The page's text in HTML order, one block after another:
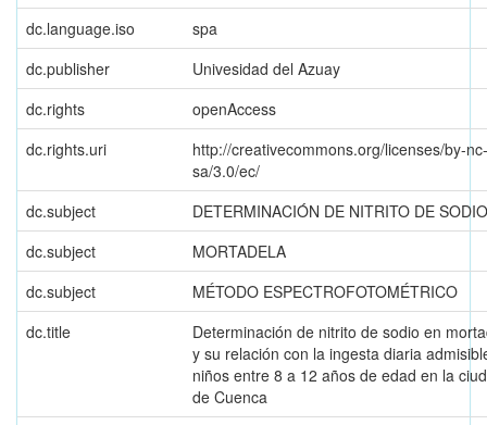
dc.language.iso
spa
dc.publisher
Univesidad del Azuay
dc.rights
openAccess
dc.rights.uri
http://creativecommons.org/licenses/by-nc-
sa/3.0/ec/
dc.subject
DETERMINACIÓN DE NITRITO DE SODIO
dc.subject
MORTADELA
dc.subject
MÉTODO ESPECTROFOTOMÉTRICO
dc.title
Determinación de nitrito de sodio en
y su relación con la ingesta diaria
niños entre 8 a 12 años de edad en la
de Cuenca